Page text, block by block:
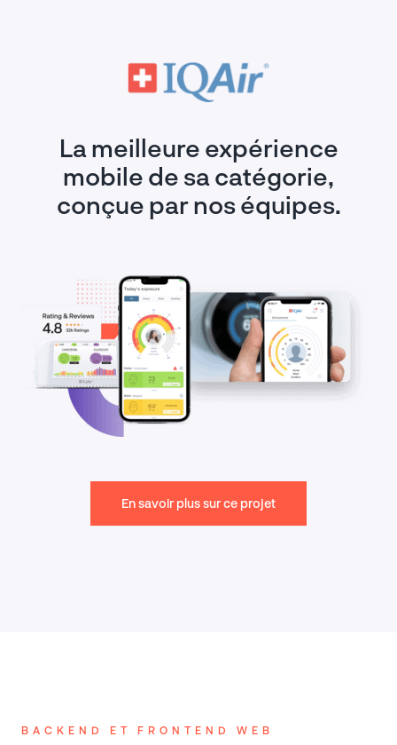
La meilleure expérience
mobile de sa catégorie,
conçue par nos équipes.
En savoir plus sur ce projet
BACKEND ET FRONTEND WEB